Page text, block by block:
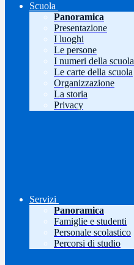
Scuola
Panoramica
Presentazione
I luoghi
Le persone
I numeri della scuola
Le carte della scuola
Organizzazione
La storia
Privacy
Servizi
Panoramica
Famiglie e studenti
Personale scolastico
Percorsi di studio